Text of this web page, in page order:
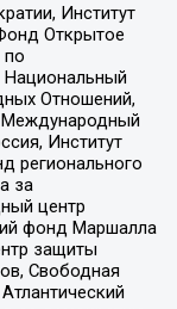
Институт
Открытое
Национальный
Отношений,
Международный
Институт
регионального
за
центр
фонд Маршалла
защиты
Свободная